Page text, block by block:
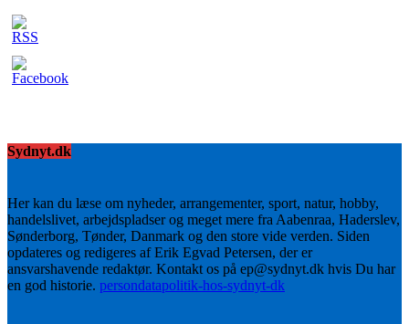
Sydnyt.dk
Her kan du læse om nyheder, arrangementer, sport, natur, hobby,
handelslivet, arbejdspladser og meget mere fra Aabenraa, Haderslev,
Sønderborg, Tønder, Danmark og den store vide verden. Siden
opdateres og redigeres af Erik Egvad Petersen, der er
ansvarshavende redaktør. Kontakt os på ep@sydnyt.dk hvis Du har
en god historie. persondatapolitik-hos-sydnyt-dk